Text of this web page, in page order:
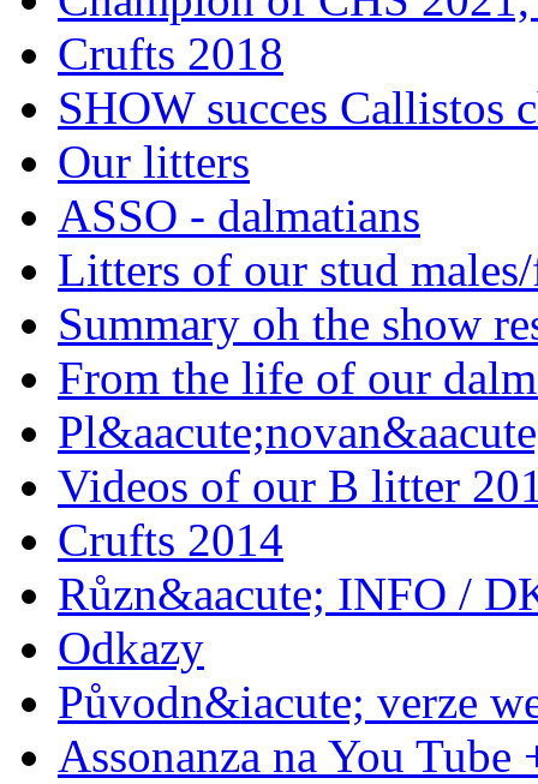
Crufts 2018
SHOW succes Callistos
Our litters
ASSO - dalmatians
Litters of our stud
Summary oh the show
From the life of our
Videos of our B litter
Crufts 2014
Různ&aacute; INFO /
Odkazy
Původn&iacute; verze
Assonanza na You Tube